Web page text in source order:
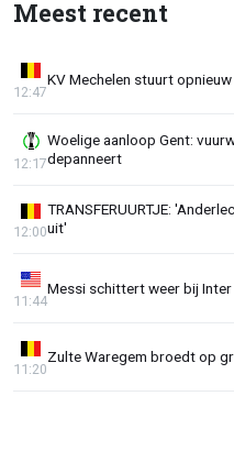
Meest recent
KV Mechelen stuurt
12:47
Woelige aanloop Gent:
depanneert
12:17
TRANSFERUURTJE:
uit'
12:00
Messi schittert weer bij Inter
11:44
Zulte Waregem broedt op
11:20